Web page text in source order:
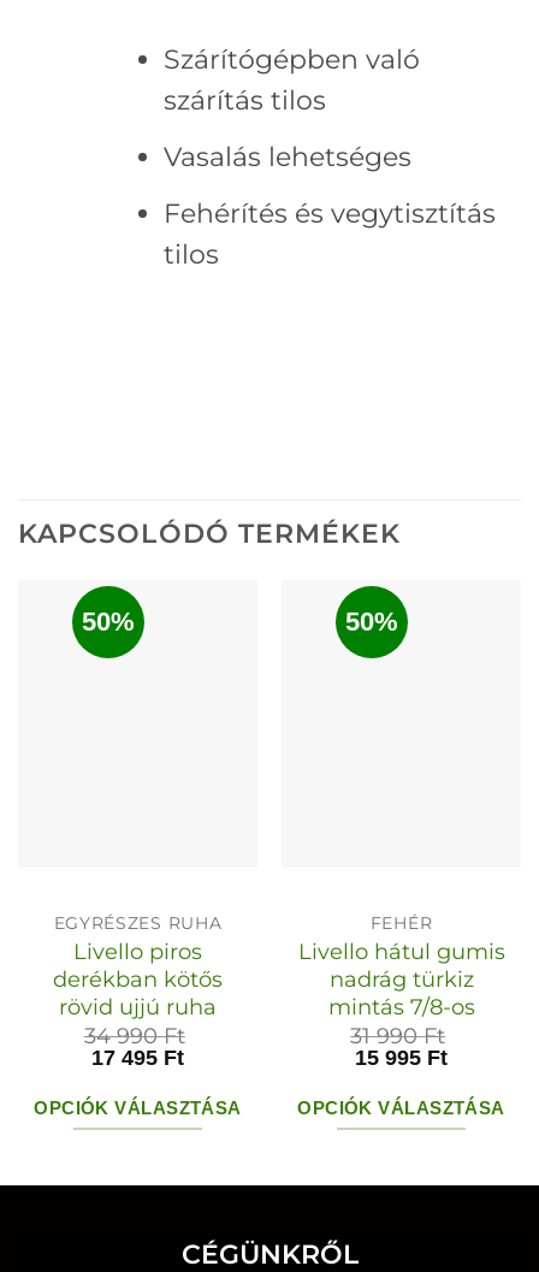
Szárítógépben való
szárítás tilos
Vasalás lehetséges
Fehérítés és vegytisztítás
tilos
KAPCSOLÓDÓ TERMÉKEK
50%
EGYRÉSZES RUHA
Livello piros
derékban kötős
rövid ujjú ruha
34 990Ft
17 495 Ft
OPCIÓK VÁLASZTÁSA
a
több
50%
FEHÉR
Livello hátul gumis
nadrág türkiz
mintás 7/8-os
31 990Ft
15 995 Ft
OPCIÓK VÁLASZTÁSA
a
CÉGÜNKRŐL